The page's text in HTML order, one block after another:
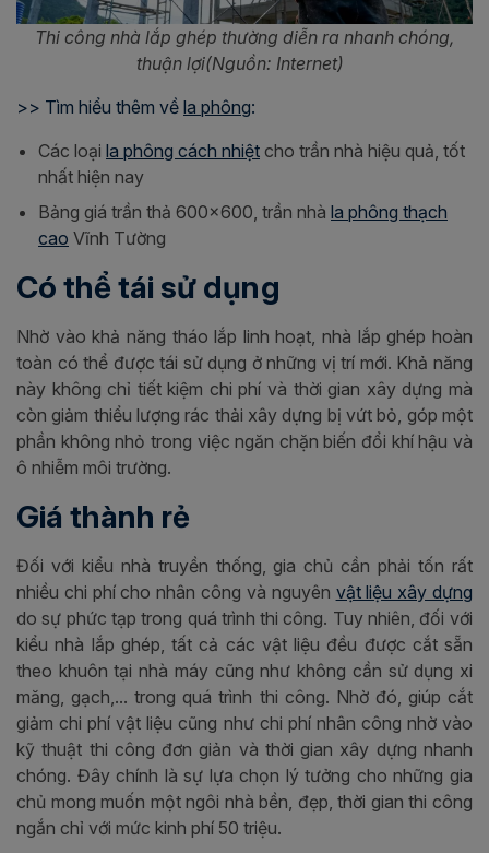
Thi công nhà lắp ghép thường diễn ra nhanh chóng,
thuận lợi(Nguồn: Internet)
>> Tìm hiểu thêm về la phông:
Các loại la phông cách nhiệt cho trần nhà hiệu quả, tốt
nhất hiện nay
Bảng giá trần thả 600x600, trần nhà la phông thạch
cao Vĩnh Tường
Có thể tái sử dụng
Nhờ vào khả năng tháo lắp linh hoạt, nhà lắp ghép hoàn
toàn có thể được tái sử dụng ở những vị trí mới. Khả năng
này không chỉ tiết kiệm chi phí và thời gian xây dựng mà
còn giảm thiểu lượng rác thải xây dựng bị vứt bỏ, góp một
phần không nhỏ trong việc ngăn chặn biến đổi khí hậu và
ô nhiễm môi trường.
Giá thành rẻ
Đối với kiểu nhà truyền thống, gia chủ cần phải tốn rất
nhiều chi phí cho nhân công và nguyên vật liệu xây dựng
do sự phức tạp trong quá trình thi công. Tuy nhiên, đối với
kiểu nhà lắp ghép, tất cả các vật liệu đều được cắt sẵn
theo khuôn tại nhà máy cũng như không cần sử dụng xi
măng, gạch,... trong quá trình thi công. Nhờ đó, giúp cắt
giảm chi phí vật liệu cũng như chi phí nhân công nhờ vào
kỹ thuật thi công đơn giản và thời gian xây dựng nhanh
chóng. Đây chính là sự lựa chọn lý tưởng cho những gia
chủ mong muốn một ngôi nhà bền, đẹp, thời gian thi công
ngắn chỉ với mức kinh phí 50 triệu.